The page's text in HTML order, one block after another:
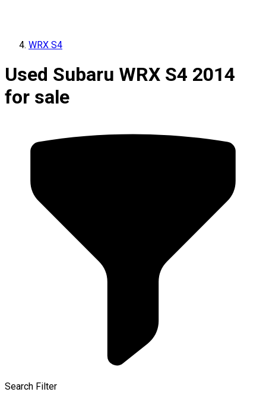
WRX S4
Used Subaru WRX S4 2014
for sale
Search Filter